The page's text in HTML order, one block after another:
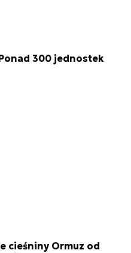
300 jednostek
cieśniny Ormuz od